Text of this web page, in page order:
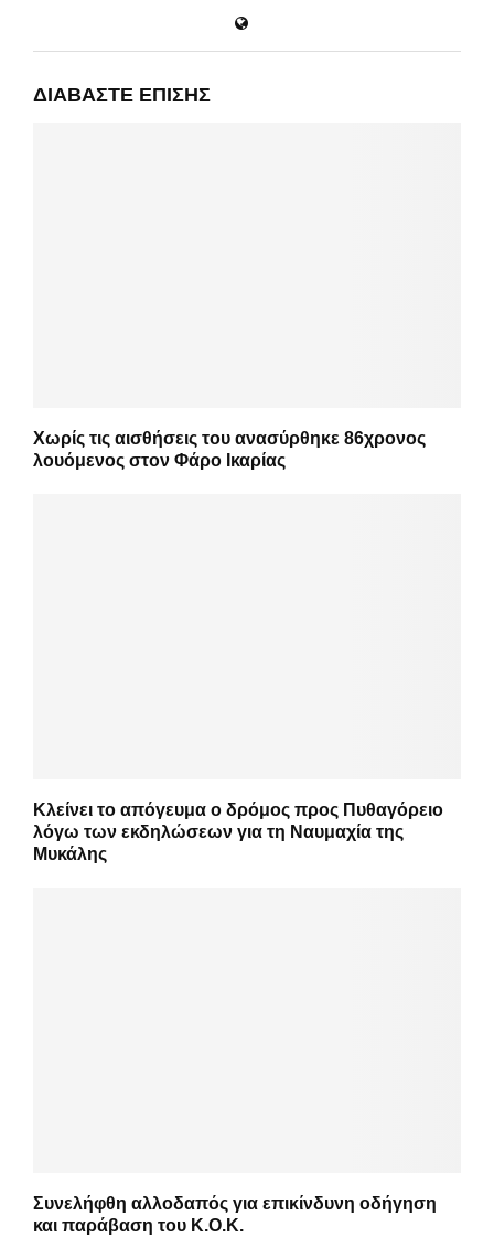
ΔΙΑΒΆΣΤΕ ΕΠΊΣΗΣ
Χωρίς τις αισθήσεις του ανασύρθηκε 86χρονος
λουόμενος στον Φάρο Ικαρίας
Κλείνει το απόγευμα ο δρόμος προς Πυθαγόρειο
λόγω των εκδηλώσεων για τη Ναυμαχία της
Μυκάλης
Συνελήφθη αλλοδαπός για επικίνδυνη οδήγηση
και παράβαση του Κ.Ο.Κ.